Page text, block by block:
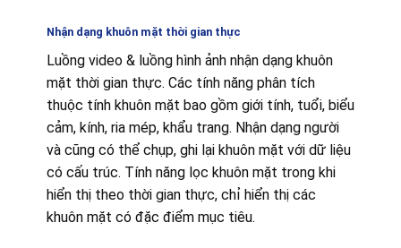
Nhận dạng khuôn mặt thời gian thực
Luồng video & luồng hình ảnh nhận dạng khuôn
mặt thời gian thực. Các tính năng phân tích
thuộc tính khuôn mặt bao gồm giới tính, tuổi, biểu
cảm, kính, ria mép, khẩu trang. Nhận dạng người
và cũng có thể chụp, ghi lại khuôn mặt với dữ liệu
có cấu trúc. Tính năng lọc khuôn mặt trong khi
hiển thị theo thời gian thực, chỉ hiển thị các
khuôn mặt có đặc điểm mục tiêu.